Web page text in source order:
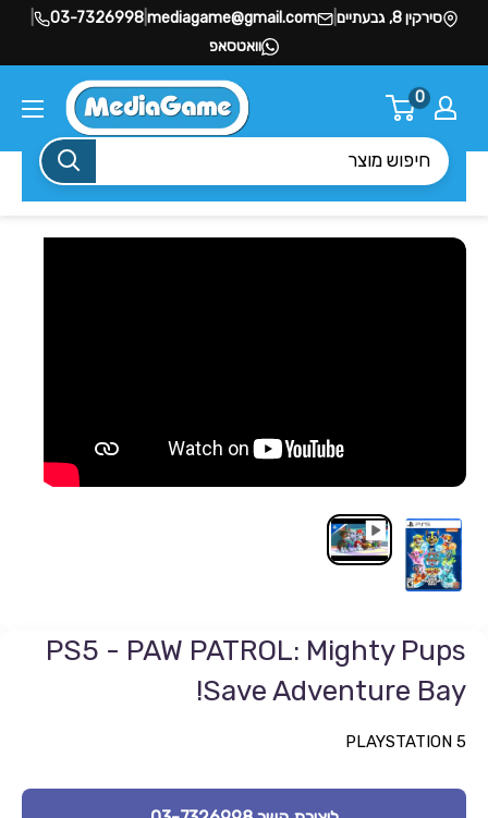
סירקין 8, גבעתיים |
mediagame@gmail.com
|
03-7326998
וואטסאפ
0
PS5 - PAW PATROL: Mighty Pups
Save Adventure Bay!
PLAYSTATION 5